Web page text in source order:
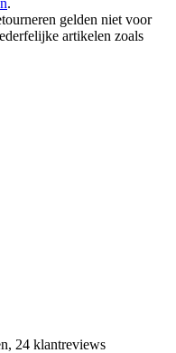
.
gelden niet voor
artikelen zoals
24 klantreviews